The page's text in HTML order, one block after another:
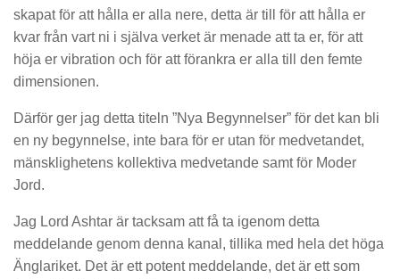
skapat för att hålla er alla nere, detta är till för att hålla er
kvar från vart ni i själva verket är menade att ta er, för att
höja er vibration och för att förankra er alla till den femte
dimensionen.
Därför ger jag detta titeln ”Nya Begynnelser” för det kan bli
en ny begynnelse, inte bara för er utan för medvetandet,
mänsklighetens kollektiva medvetande samt för Moder
Jord.
Jag Lord Ashtar är tacksam att få ta igenom detta
meddelande genom denna kanal, tillika med hela det höga
Änglariket. Det är ett potent meddelande, det är ett som